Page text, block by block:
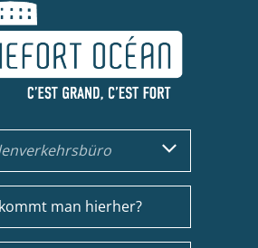
man hierher?